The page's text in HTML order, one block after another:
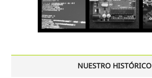
NUESTRO HISTÓRICO